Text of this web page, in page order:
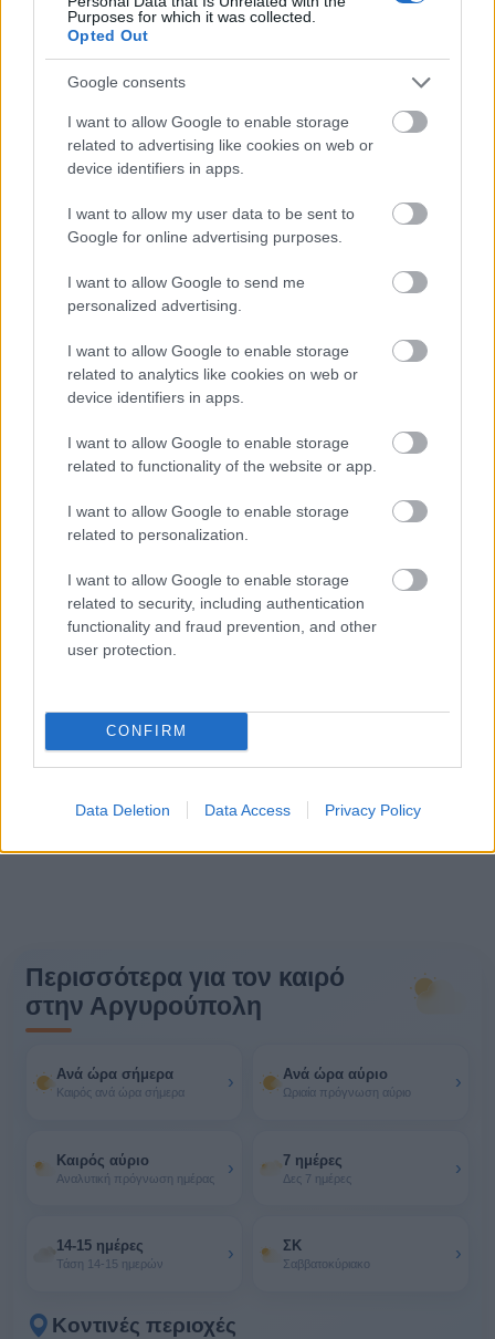
Purposes for which it was collected.
Opted Out
Google consents
I want to allow Google to enable storage
related to advertising like cookies on web or
device identifiers in apps.
I want to allow my user data to be sent to
Google for online advertising purposes.
I want to allow Google to send me
personalized advertising.
I want to allow Google to enable storage
related to analytics like cookies on web or
device identifiers in apps.
I want to allow Google to enable storage
related to functionality of the website or app.
I want to allow Google to enable storage
related to personalization.
I want to allow Google to enable storage
related to security, including authentication
functionality and fraud prevention, and other
user protection.
CONFIRM
Data Deletion Data Access Privacy Policy
Καιρός ανά ώρα σήμερα
Οι επόμενες ώρες
01:00
2 bf
02:00
1 bf
03:00
25°
Περισσότερα για τον καιρό
στην Αργυρούπολη
Ανά ώρα σήμερα
Καιρός ανά ώρα σήμερα › Ανά ώρα αύριο
Ωριαία πρόγνωση αύριο ›
Καιρός αύριο
Αναλυτική πρόγνωση ημέρας › 7 ημέρες
Δες 7 ημέρες ›
14-15 ημέρες
Τάση 14-15 ημερών › ΣΚ
Σαββατοκύριακο ›
Κοντινές περιοχές